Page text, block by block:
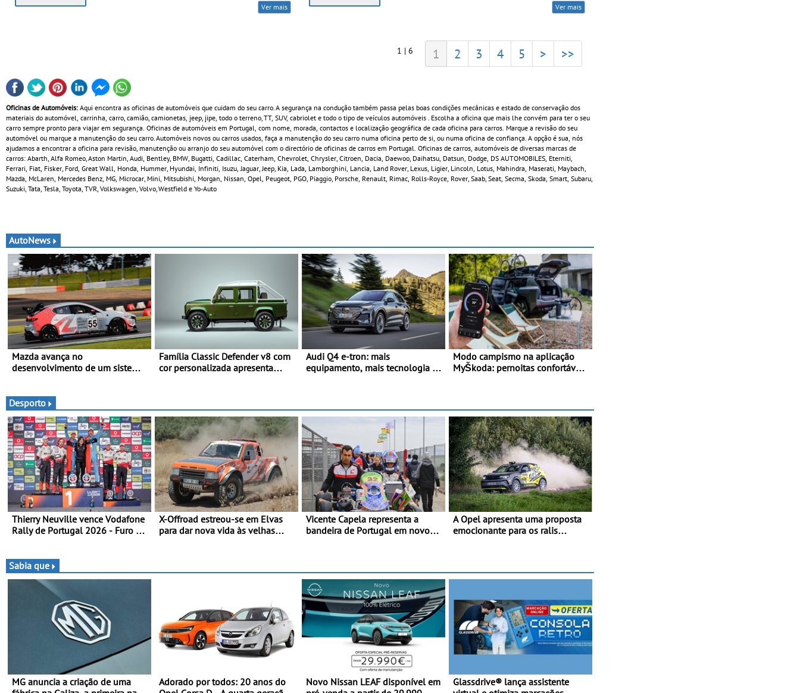
Ver mais Ver mais
1 | 6 1 2 3 4 5 > >>
Oficinas de Automóveis: Aqui encontra as oficinas de automóveis que cuidam do seu carro. A segurança na condução também passa pelas boas condições mecânicas e estado de conservação dos
materiais do automóvel, carrinha, carro, camião, camionetas, jeep, jipe, todo o terreno, TT, SUV, cabriolet e todo o tipo de veículos automóveis . Escolha a oficina que mais lhe convém para ter o seu
carro sempre pronto para viajar em segurança. Oficinas de automóveis em Portugal, com nome, morada, contactos e localização geográfica de cada oficina para carros. Marque a revisão do seu
automóvel ou marque a manutenção do seu carro. Automóveis novos ou carros usados, faça a manutenção do seu carro numa oficina perto de si, ou numa oficina de confiança. A opção é sua, nós
ajudamos a encontrar a oficina para revisão, manutenção ou arranjo do seu automóvel com o directório de oficinas de carros em Portugal. Oficinas de carros, automóveis de diversas marcas de
carros: Abarth, Alfa Romeo, Aston Martin, Audi, Bentley, BMW, Bugatti, Cadillac, Caterham, Chevrolet, Chrysler, Citroen, Dacia, Daewoo, Daihatsu, Datsun, Dodge, DS AUTOMOBILES, Eterniti,
Ferrari, Fiat, Fisker, Ford, Great Wall, Honda, Hummer, Hyundai, Infiniti, Isuzu, Jaguar, Jeep, Kia, Lada, Lamborghini, Lancia, Land Rover, Lexus, Ligier, Lincoln, Lotus, Mahindra, Maserati, Maybach,
Mazda, McLaren, Mercedes Benz, MG, Microcar, Mini, Mitsubishi, Morgan, Nissan, Opel, Peugeot, PGO, Piaggio, Porsche, Renault, Rimac, Rolls-Royce, Rover, Saab, Seat, Secma, Skoda, Smart, Subaru,
Suzuki, Tata, Tesla, Toyota, TVR, Volkswagen, Volvo, Westfield e Yo-Auto
AutoNews
Mazda avança no
desenvolvimento de um sistema
armazenamento de CO₂ em
testes da Super Taikyu Series
Família Classic Defender v8 com
cor personalizada apresenta
Audi Q4 e-tron: mais
equipamento, mais tecnologia e
carregamento mais rápido
Modo campismo na aplicação
MyŠkoda: pernoitas confortáveis
Desporto
Thierry Neuville vence Vodafone
Rally de Portugal 2026 - Furo na
X-Offroad estreou-se em Elvas
para dar nova vida às velhas
Alentejo, com viaturas T0, T8 e
Vicente Capela representa a
bandeira de Portugal em novo
de Kart, em Teruel
A Opel apresenta uma proposta
emocionante para os ralis
competitiva
Sabia que
MG anuncia a criação de uma
Adorado por todos: 20 anos do
Novo Nissan LEAF disponível em
Glassdrive® lança assistente